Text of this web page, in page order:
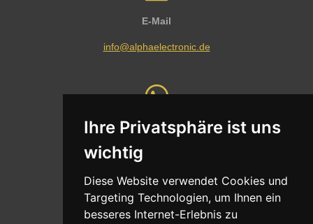
Ihre Privatsphäre ist uns
wichtig
Diese Website verwendet Cookies und
Targeting Technologien, um Ihnen ein
besseres Internet-Erlebnis zu
E-Mail
info@alphaelectronic.de
Whatsapp
Nachricht senden